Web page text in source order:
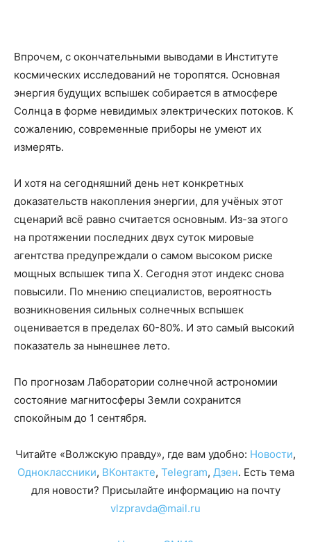
Впрочем, с окончательными выводами в Институте
космических исследований не торопятся. Основная
энергия будущих вспышек собирается в атмосфере
Солнца в форме невидимых электрических потоков. К
сожалению, современные приборы не умеют их
измерять.
И хотя на сегодняшний день нет конкретных
доказательств накопления энергии, для учёных этот
сценарий всё равно считается основным. Из-за этого
на протяжении последних двух суток мировые
агентства предупреждали о самом высоком риске
мощных вспышек типа X. Сегодня этот индекс снова
повысили. По мнению специалистов, вероятность
возникновения сильных солнечных вспышек
оценивается в пределах 60-80%. И это самый высокий
показатель за нынешнее лето.
По прогнозам Лаборатории солнечной астрономии
состояние магнитосферы Земли сохранится
спокойным до 1 сентября.
Читайте «Волжскую правду», где вам удобно: Новости,
Одноклассники, ВКонтакте, Telegram, Дзен. Есть тема
для новости? Присылайте информацию на почту
vlzpravda@mail.ru